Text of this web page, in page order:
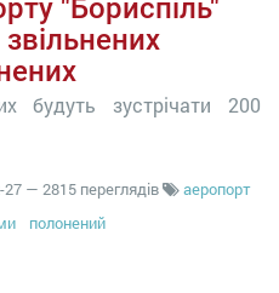
"Бориспіль"
звільнених
будуть зустрічати 200
27 — 2815 переглядів
аеропорт
полонений